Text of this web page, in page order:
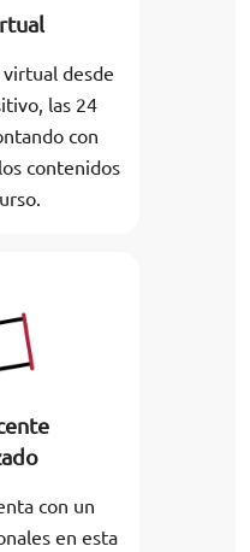
virtual desde
las 24
con
contenidos
con un
en esta